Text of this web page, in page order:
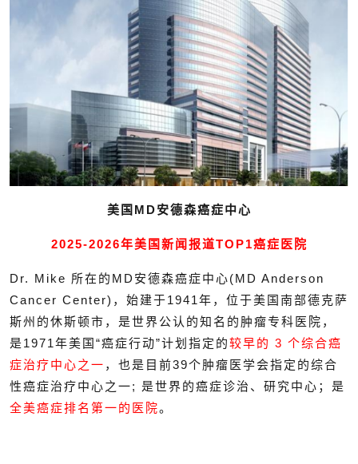
美国MD安德森癌症中心
2025-2026年美国新闻报道TOP1癌症医院
Dr. Mike 所在的 MD安德森癌症中心(MD Anderson
Cancer Center)，始建于1941年，位于美国南部德克萨
斯州的休斯顿市，是世界公认的知名的肿瘤专科医院，
是1971年美国“癌症行动”计划指定的较早的 3 个综合癌
症治疗中心之一 ，也是目前39个肿瘤医学会指定的综合
性癌症治疗中心之一; 是世界的癌症诊治、研究中心；是
全美癌症排名第一的医院。